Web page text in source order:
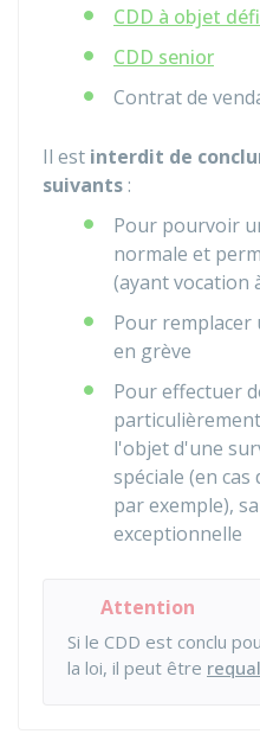
CDD à objet
CDD senior
Contrat de
Il est interdit de
suivants :
Pour pourvoir
normale et
(ayant vocation
Pour remplacer
en grève
Pour effectuer
l'objet d'une
spéciale (en
par exemple),
exceptionnelle
Attention
Si le CDD est conclu
la loi, il peut être